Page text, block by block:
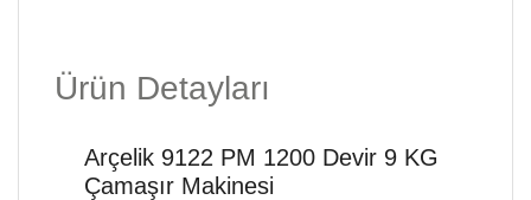
Ürün Detayları
Arçelik 9122 PM 1200 Devir 9 KG
Çamaşır Makinesi